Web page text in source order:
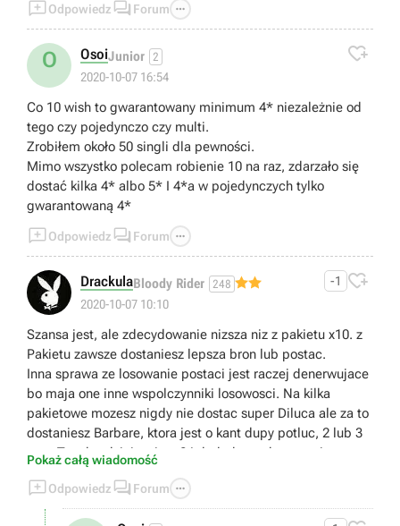
Odpowiedz  Forum 
O OsoiJunior 2
2020-10-07 16:54

Co 10 wish to gwarantowany minimum 4* niezależnie od
tego czy pojedynczo czy multi.
Zrobiłem około 50 singli dla pewności.
Mimo wszystko polecam robienie 10 na raz, zdarzało się
dostać kilka 4* albo 5* I 4*a w pojedynczych tylko
gwarantowaną 4*
Odpowiedz  Forum 
DrackulaBloody Rider 248
2020-10-07 10:10
-1 
Szansa jest, ale zdecydowanie nizsza niz z pakietu x10. z
Pakietu zawsze dostaniesz lepsza bron lub postac.
Inna sprawa ze losowanie postaci jest raczej denerwujace
bo maja one inne wspolczynniki losowosci. Na kilka
pakietowe mozesz nigdy nie dostac super Diluca ale za to
dostaniesz Barbare, ktora jest o kant dupy potluc, 2 lub 3
razy. Tym bardziej ze jest 24 dodatkowych postaci.
Pokaż całą wiadomość
Odpowiedz  Forum 